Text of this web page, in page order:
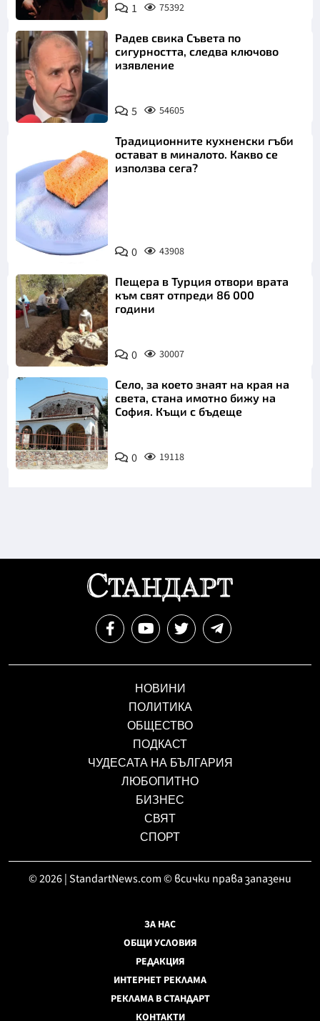
1 75392
Радев свика Съвета по
сигурността, следва ключово
изявление
5 54605
Снимка:
Пиксабей
Традиционните кухненски гъби
остават в миналото. Какво се
използва сега?
0 43908
Пещера в Турция отвори врата
към свят отпреди 86 000
години
0 30007
Село, за което знаят на края на
света, стана имотно бижу на
София. Къщи с бъдеще
0 19118
НОВИНИ
ПОЛИТИКА
ОБЩЕСТВО
ПОДКАСТ
ЧУДЕСАТА НА БЪЛГАРИЯ
ЛЮБОПИТНО
БИЗНЕС
СВЯТ
СПОРТ
© 2026 | StandartNews.com © всички права запазени
ЗА НАС
ОБЩИ УСЛОВИЯ
РЕДАКЦИЯ
ИНТЕРНЕТ РЕКЛАМА
РЕКЛАМА В СТАНДАРТ
КОНТАКТИ